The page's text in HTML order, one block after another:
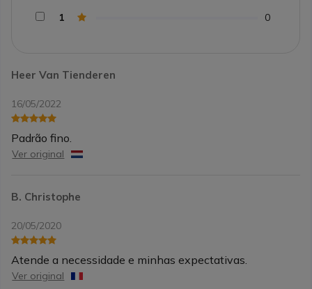
Heer Van Tienderen
16/05/2022
Padrão fino.
Ver original
B. Christophe
20/05/2020
Atende a necessidade e minhas expectativas.
Ver original
1
0